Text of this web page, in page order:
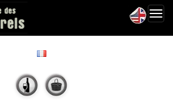
- Romainville